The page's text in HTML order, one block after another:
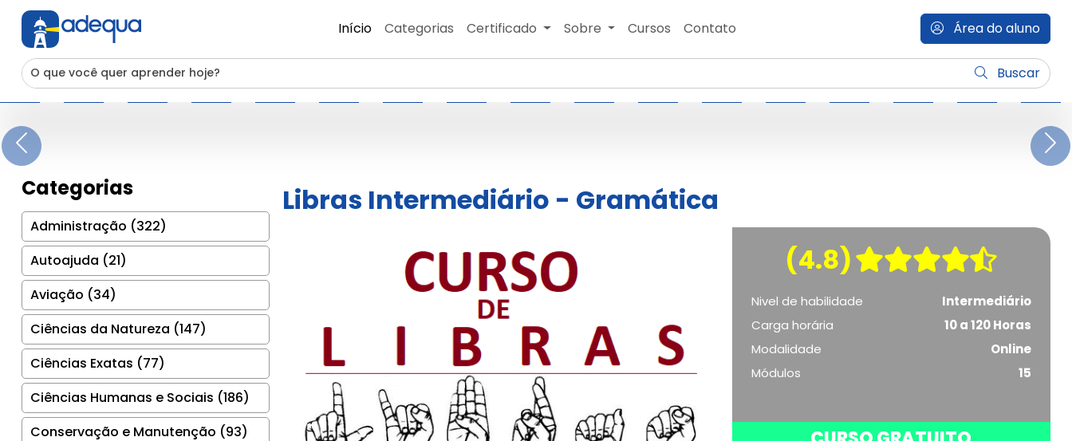
Início Categorias Certificado Sobre Cursos Contato Área do aluno
Buscar
Previous
Categorias
Administração (322)
Autoajuda (21)
Aviação (34)
Ciências da Natureza (147)
Ciências Exatas (77)
Ciências Humanas e Sociais (186)
Conservação e Manutenção (93)
Libras Intermediário - Gramática
(4.8)
Nivel de habilidade
Intermediário
Carga horária
10 a 120 Horas
Modalidade
Online
Módulos
15